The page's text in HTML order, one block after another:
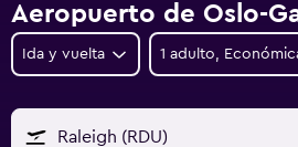
Aeropuerto de Oslo-
Ida y vuelta 1 adulto,
Raleigh (RDU)